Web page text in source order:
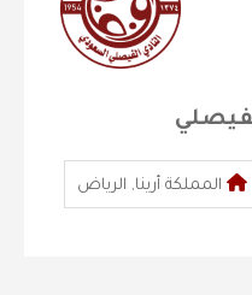
المملكة أرينا, الرياض